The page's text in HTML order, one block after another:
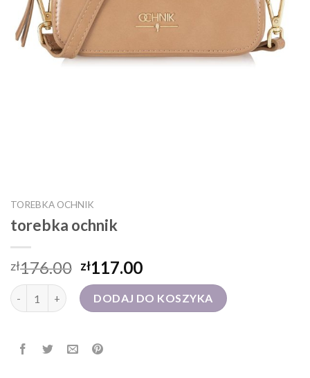
TOREBKA OCHNIK
torebka ochnik
zł176.00 zł117.00
ilość torebka ochnikDODAJ DO KOSZYKA